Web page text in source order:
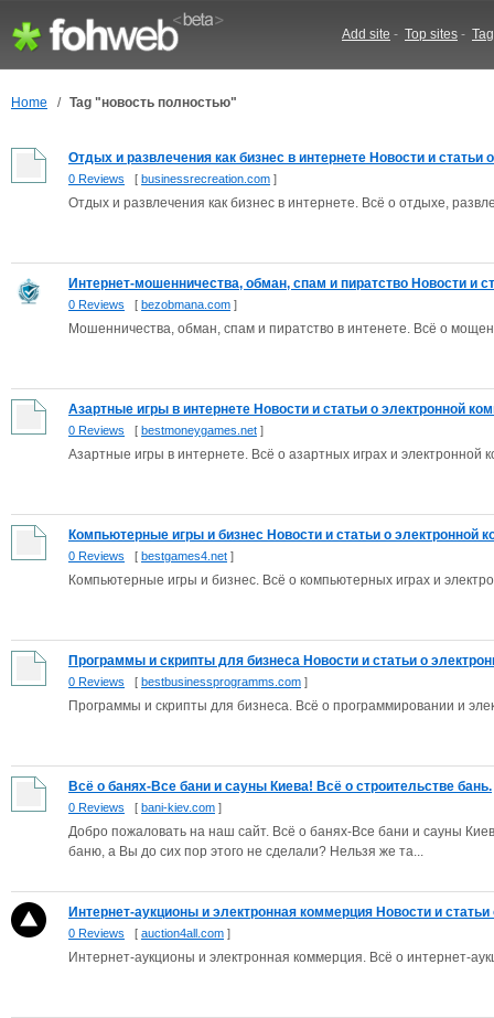
Add site - Top sites -
Home / Tag "новость полностью"
Отдых и развлечения как бизнес в интернете Новости и статьи
0 Reviews [ businessrecreation.com ]
Отдых и развлечения как бизнес в интернете. Всё о отдыхе,
Интернет-мошенничества, обман, спам и пиратство Новости и
0 Reviews [ bezobmana.com ]
Мошенничества, обман, спам и пиратство в интенете. Всё о
Азартные игры в интернете Новости и статьи о электронной
0 Reviews [ bestmoneygames.net ]
Азартные игры в интернете. Всё о азартных играх и электронной
Компьютерные игры и бизнес Новости и статьи о электронной
0 Reviews [ bestgames4.net ]
Компьютерные игры и бизнес. Всё о компьютерных играх и
Программы и скрипты для бизнеса Новости и статьи о
0 Reviews [ bestbusinessprogramms.com ]
Программы и скрипты для бизнеса. Всё о программировании и
Всё о банях-Все бани и сауны Киева! Всё о строительстве бань.
0 Reviews [ bani-kiev.com ]
Добро пожаловать на наш сайт. Всё о банях-Все бани и сауны
баню, а Вы до сих пор этого не сделали? Нельзя же та...
Интернет-аукционы и электронная коммерция Новости и статьи
0 Reviews [ auction4all.com ]
Интернет-аукционы и электронная коммерция. Всё о интернет-